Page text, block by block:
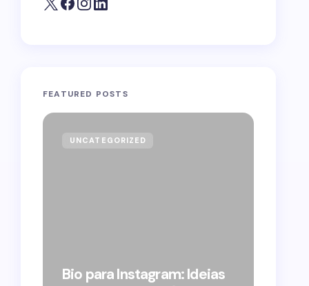
FEATURED POSTS
UNCATEGORIZED
Bio para Instagram: Ideias